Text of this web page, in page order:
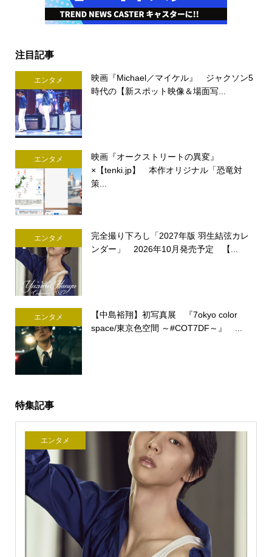
注目記事
エンタメ
映画『Michael／マイケル』 ジャクソン5
時代の【新スポット映像＆場面写...
エンタメ
映画『オークストリートの異変』
×【tenki.jp】 本作オリジナル「恐竜対
策...
エンタメ
完全撮り下ろし「2027年版 羽生結弦カレ
ンダー」 2026年10月発売予定 【...
エンタメ
【中島裕翔】初写真展 『7okyo color
space/東京色空間 ～#COT7DF～』 ...
特集記事
エンタメ